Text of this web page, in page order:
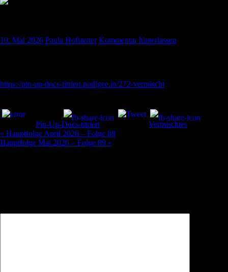
19. Mai 2026 Paula Hofstetter Kommentar hinterlassen
https://pin-up-docs-titriert.podigee.io/272-vermischt
Pin-Up-Docs-titriert Vermischtes
Beitragsnavigation
« Hauptfolge April 2026 – Folge 88
Hauptfolge Mai 2026 – Folge 89 »